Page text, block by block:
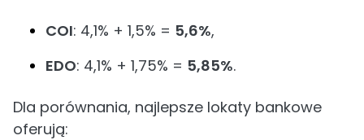
COI: 4,1% + 1,5% = 5,6%,
EDO: 4,1% + 1,75% = 5,85%.
Dla porównania, najlepsze lokaty bankowe
oferują: